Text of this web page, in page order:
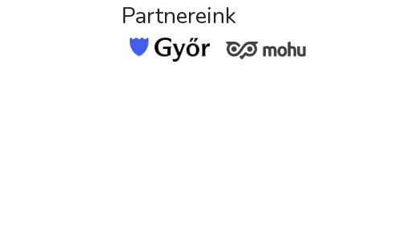
Partnereink